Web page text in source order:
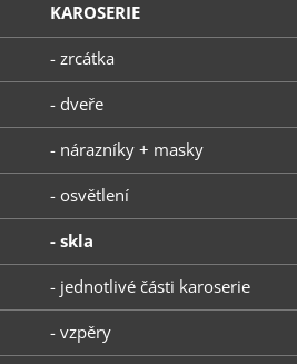
KAROSERIE
- zrcátka
- dveře
- nárazníky + masky
- osvětlení
- skla
- jednotlivé části karoserie
- vzpěry